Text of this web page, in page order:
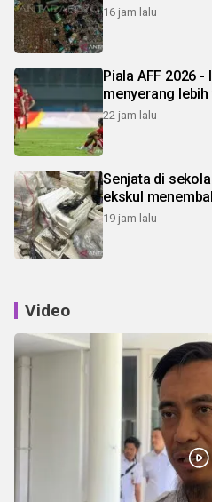
16 jam lalu
Piala AFF 2026
menyerang
22 jam lalu
Senjata di
ekskul
19 jam lalu
Video